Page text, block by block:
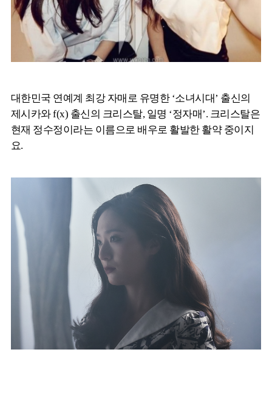
대한민국 연예계 최강 자매로 유명한 ‘소녀시대’ 출신의
제시카와 f(x) 출신의 크리스탈, 일명 ‘정자매’. 크리스탈은
현재 정수정이라는 이름으로 배우로 활발한 활약 중이지
요.